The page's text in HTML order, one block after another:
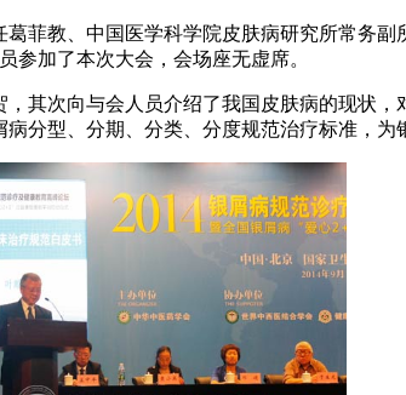
菲教、中国医学科学院皮肤病研究所常务
参加了本次大会，会场座无虚席。
其次向与会人员介绍了我国皮肤病的现状
分型、分期、分类、分度规范治疗标准，为